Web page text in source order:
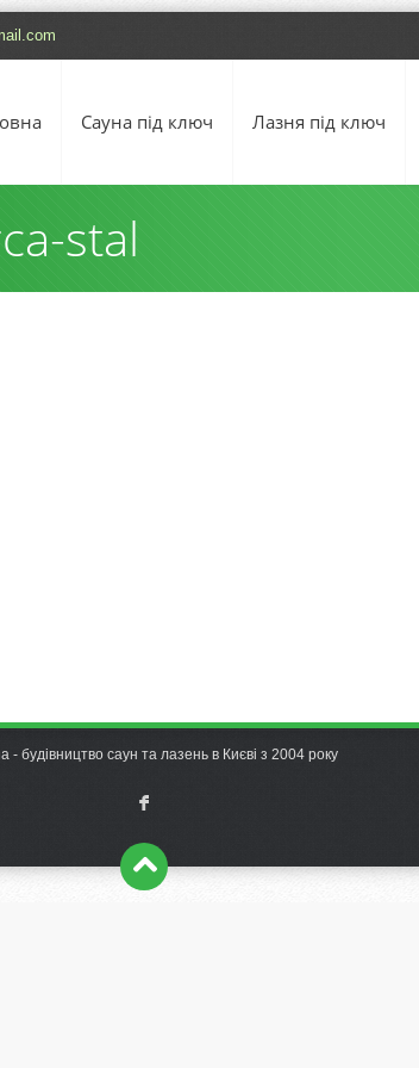
Сауна під ключ Лазня під ключ
stal
- будівництво саун та лазень в Києві з 2004 року
F